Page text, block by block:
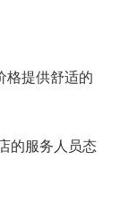
格提供舒适的
的服务人员态